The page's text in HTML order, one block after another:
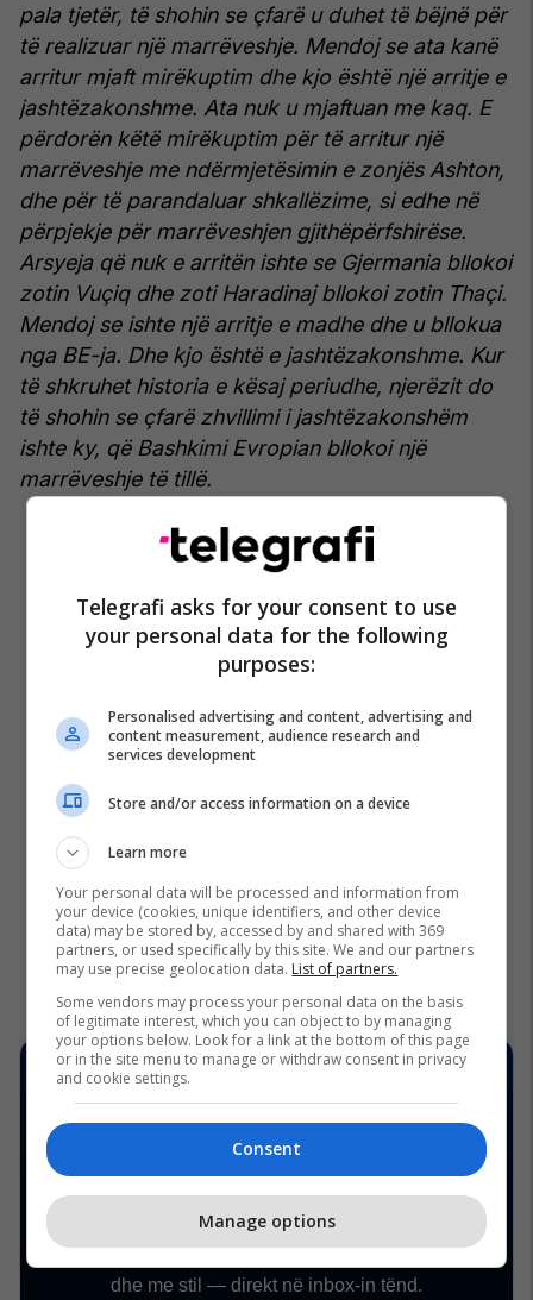
pala tjetër, të shohin se çfarë u duhet të bëjnë për
të realizuar një marrëveshje. Mendoj se ata kanë
arritur mjaft mirëkuptim dhe kjo është një arritje e
jashtëzakonshme. Ata nuk u mjaftuan me kaq. E
përdorën këtë mirëkuptim për të arritur një
marrëveshje me ndërmjetësimin e zonjës Ashton,
dhe për të parandaluar shkallëzime, si edhe në
përpjekje për marrëveshjen gjithëpërfshirëse.
Arsyeja që nuk e arritën ishte se Gjermania bllokoi
zotin Vuçiq dhe zoti Haradinaj bllokoi zotin Thaçi.
Mendoj se ishte një arritje e madhe dhe u bllokua
nga BE-ja. Dhe kjo është e jashtëzakonshme. Kur
të shkruhet historia e kësaj periudhe, njerëzit do
të shohin se çfarë zhvillimi i jashtëzakonshëm
ishte ky, që Bashkimi Evropian bllokoi një
marrëveshje të tillë.
Telegrafi asks for your consent to use
your personal data for the following
purposes:
Personalised advertising and content, advertising and
content measurement, audience research and
services development
Store and/or access information on a device
Learn more
Your personal data will be processed and information from
your device (cookies, unique identifiers, and other device
data) may be stored by, accessed by and shared with 369
partners, or used specifically by this site. We and our partners
may use precise geolocation data. List of partners.
Some vendors may process your personal data on the basis
of legitimate interest, which you can object to by managing
your options below. Look for a link at the bottom of this page
or in the site menu to manage or withdraw consent in privacy
and cookie settings.
Consent
Manage options